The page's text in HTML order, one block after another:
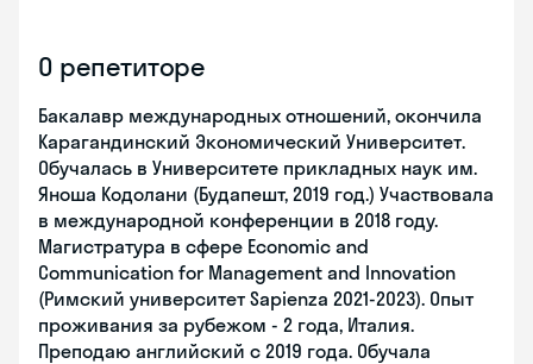
О репетиторе
Бакалавр международных отношений, окончила
Карагандинский Экономический Университет.
Обучалась в Университете прикладных наук им.
Яноша Кодолани (Будапешт, 2019 год.) Участвовала
в международной конференции в 2018 году.
Магистратура в сфере Economic and
Communication for Management and Innovation
(Римский университет Sapienza 2021-2023). Опыт
проживания за рубежом - 2 года, Италия.
Преподаю английский с 2019 года. Обучала